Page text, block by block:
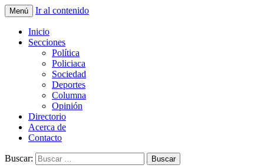
La Yunta de Tepic
Menú Ir al contenido
Inicio
Secciones
Política
Policiaca
Sociedad
Deportes
Columna
Opinión
Directorio
Acerca de
Contacto
Buscar: